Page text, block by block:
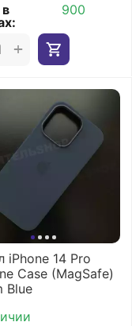
900
+
iPhone 14 Pro
Case (MagSafe)
Blue